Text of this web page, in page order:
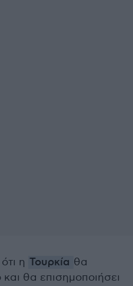
η Τουρκία θα
θα επισημοποιήσει